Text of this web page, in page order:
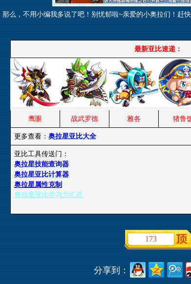
么，不用小编我多说了吧！别忧郁啦~亲爱的小奥拉们！赶
最新亚比速递：
鹰眼 战武罗德 雅各 猪鲁
更多查看： 奥拉星亚比大全
亚比工具传送门：
奥拉星技能查询器
奥拉星亚比计算器
奥拉星属性克制
奥拉星亚比学习力汇总
173
分享到：